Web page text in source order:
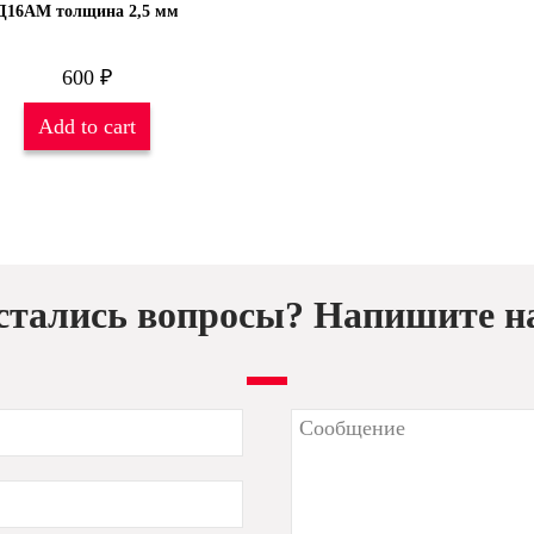
толщина 2,5 мм
600 ₽
Add to cart
вопросы? Напишите